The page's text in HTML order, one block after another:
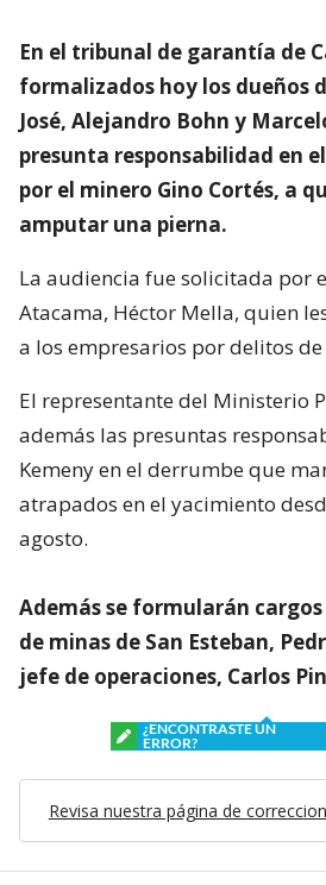
En el tribunal de garantía de
formalizados hoy los dueños
José, Alejandro Bohn y
presunta responsabilidad en
por el minero Gino Cortés, a
amputar una pierna.
La audiencia fue solicitada por
Atacama, Héctor Mella, quien
a los empresarios por delitos de
El representante del Ministerio
además las presuntas
Kemeny en el derrumbe que
atrapados en el yacimiento
agosto.
Además se formularán
de minas de San Esteban,
jefe de operaciones, Carlos
¿ENCONTRASTE UN
ERROR?
Revisa nuestra página de